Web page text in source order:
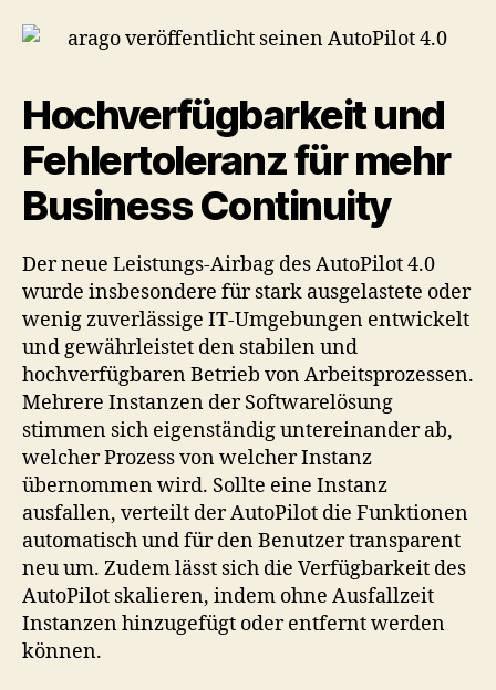
Hochverfügbarkeit und
Fehlertoleranz für mehr
Business Continuity
Der neue Leistungs-Airbag des AutoPilot 4.0
wurde insbesondere für stark ausgelastete oder
wenig zuverlässige IT-Umgebungen entwickelt
und gewährleistet den stabilen und
hochverfügbaren Betrieb von Arbeitsprozessen.
Mehrere Instanzen der Softwarelösung
stimmen sich eigenständig untereinander ab,
welcher Prozess von welcher Instanz
übernommen wird. Sollte eine Instanz
ausfallen, verteilt der AutoPilot die Funktionen
automatisch und für den Benutzer transparent
neu um. Zudem lässt sich die Verfügbarkeit des
AutoPilot skalieren, indem ohne Ausfallzeit
Instanzen hinzugefügt oder entfernt werden
können.